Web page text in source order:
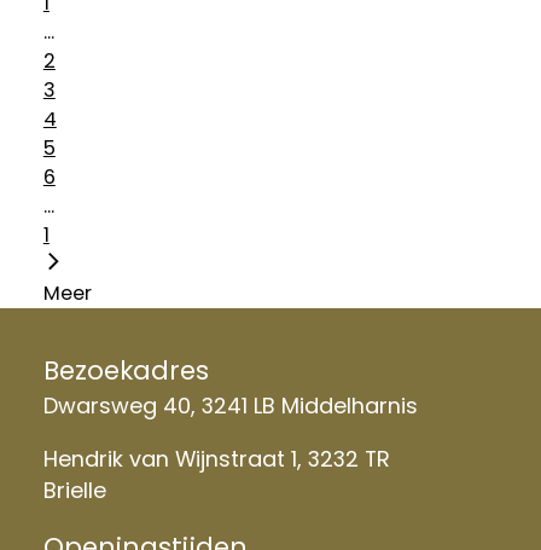
...
2
3
4
5
6
...
1
Meer
Bezoekadres
Dwarsweg 40, 3241 LB Middelharnis
Hendrik van Wijnstraat 1, 3232 TR
Brielle